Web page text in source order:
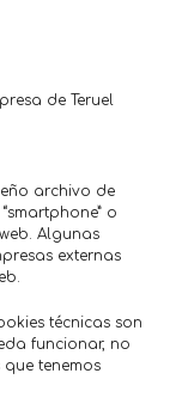
de Teruel
archivo de
o
Algunas
externas
técnicas son
funcionar, no
tenemos
ALCAÑIZ